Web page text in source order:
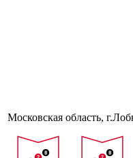
Московская область,